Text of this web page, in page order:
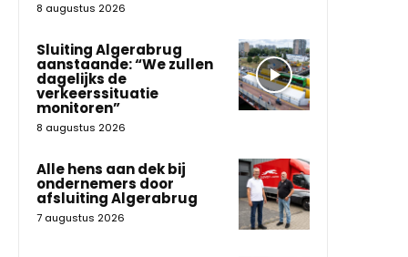
8 augustus 2026
Sluiting Algerabrug
aanstaande: “We zullen
dagelijks de
verkeerssituatie
monitoren”
8 augustus 2026
Alle hens aan dek bij
ondernemers door
afsluiting Algerabrug
7 augustus 2026